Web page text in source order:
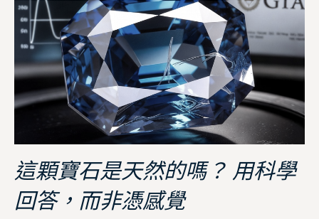
這顆寶石是天然的嗎？ 用科學
回答，而非憑感覺